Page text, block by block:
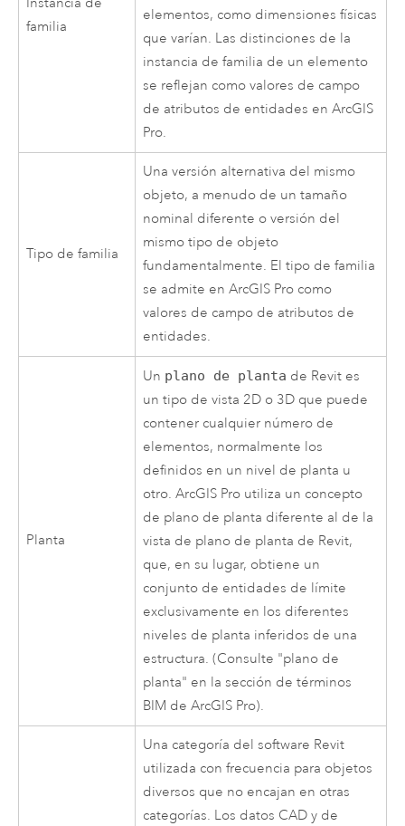
familia
elementos, como dimensiones físicas
que varían. Las distinciones de la
instancia de familia de un elemento
se reflejan como valores de campo
de atributos de entidades enArcGIS
Pro.
Tipo de familia
Una versión alternativa del mismo
objeto, a menudo de un tamaño
nominal diferente o versión del
mismo tipo de objeto
fundamentalmente. El tipo de familia
se admite enArcGIS Pro como
valores de campo de atributos de
entidades.
Planta
Un plano de planta de Revit es
un tipo de vista 2D o 3D que puede
contener cualquier número de
elementos, normalmente los
definidos en un nivel de planta u
otro.ArcGIS Pro utiliza un concepto
de plano de planta diferente al de la
vista de plano de planta de Revit,
que, en su lugar, obtiene un
conjunto de entidades de límite
exclusivamente en los diferentes
niveles de planta inferidos de una
estructura. (Consulte "plano de
planta" en la sección de términos
BIM deArcGIS Pro).
Una categoría del software Revit
utilizada con frecuencia para objetos
diversos que no encajan en otras
categorías. Los datos CAD y de